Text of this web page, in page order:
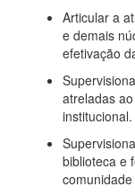
Articular a
e demais
efetivação
atreladas
institucional.
biblioteca e